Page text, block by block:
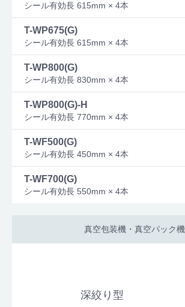
シール有効長 615mm × 4本
T-WP675(G)
シール有効長 615mm × 4本
T-WP800(G)
シール有効長 830mm × 4本
T-WP800(G)-H
シール有効長 770mm × 4本
T-WF500(G)
シール有効長 450mm × 4本
T-WF700(G)
シール有効長 550mm × 4本
真空包装機・真空パック機
深絞り型